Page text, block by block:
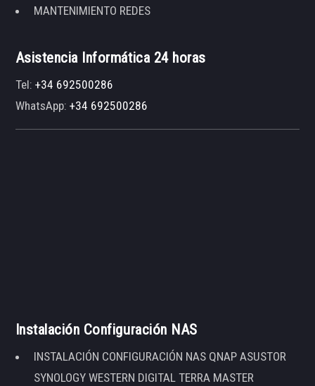
MANTENIMIENTO REDES
Asistencia Informática 24 horas
Tel:+34 692500286
WhatsApp:+34 692500286
Instalación Configuración NAS
INSTALACIÓN CONFIGURACIÓN NAS QNAP ASUSTOR
SYNOLOGY WESTERN DIGITAL TERRA MASTER